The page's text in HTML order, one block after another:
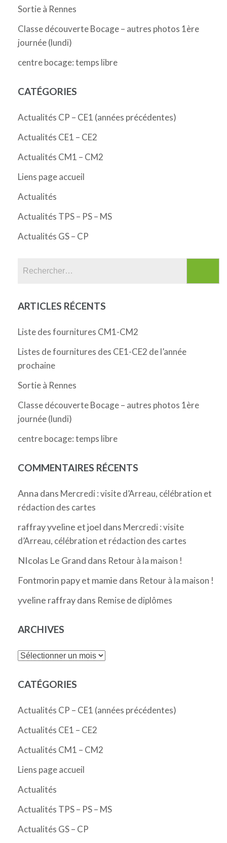
Sortie à Rennes
Classe découverte Bocage – autres photos 1ère
journée (lundi)
centre bocage: temps libre
CATÉGORIES
Actualités CP – CE1 (années précédentes)
Actualités CE1 – CE2
Actualités CM1 – CM2
Liens page accueil
Actualités
Actualités TPS – PS – MS
Actualités GS – CP
ARTICLES RÉCENTS
Liste des fournitures CM1-CM2
Listes de fournitures des CE1-CE2 de l’année
prochaine
Sortie à Rennes
Classe découverte Bocage – autres photos 1ère
journée (lundi)
centre bocage: temps libre
COMMENTAIRES RÉCENTS
Anna dans Mercredi : visite d’Arreau, célébration et
rédaction des cartes
raffray yveline et joel dans Mercredi : visite
d’Arreau, célébration et rédaction des cartes
NIcolas Le Grand dans Retour à la maison !
Fontmorin papy et mamie dans Retour à la maison !
yveline raffraydans Remise de diplômes
ARCHIVES
Archives
CATÉGORIES
Actualités CP – CE1 (années précédentes)
Actualités CE1 – CE2
Actualités CM1 – CM2
Liens page accueil
Actualités
Actualités TPS – PS – MS
Actualités GS – CP